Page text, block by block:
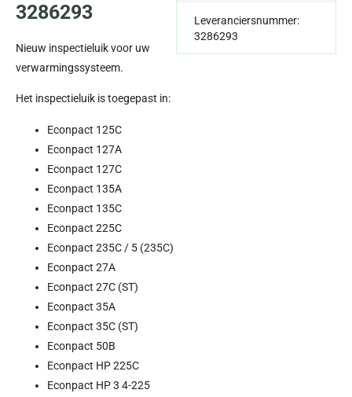
3286293
Nieuw inspectieluik voor uw
verwarmingssysteem.
Het inspectieluik is toegepast in:
Econpact 125C
Econpact 127A
Econpact 127C
Econpact 135A
Econpact 135C
Econpact 225C
Econpact 235C / 5 (235C)
Econpact 27A
Econpact 27C (ST)
Econpact 35A
Econpact 35C (ST)
Econpact 50B
Econpact HP 225C
Econpact HP 3 4-225
Leveranciersnummer:
3286293